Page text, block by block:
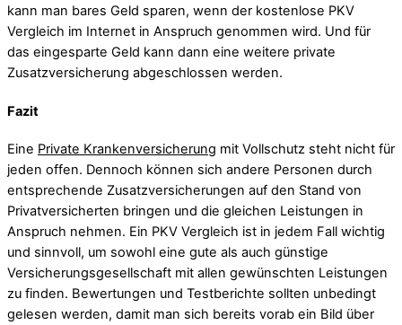
kann man bares Geld sparen, wenn der kostenlose PKV
Vergleich im Internet in Anspruch genommen wird. Und für
das eingesparte Geld kann dann eine weitere private
Zusatzversicherung abgeschlossen werden.
Fazit
Eine Private Krankenversicherung mit Vollschutz steht nicht für
jeden offen. Dennoch können sich andere Personen durch
entsprechende Zusatzversicherungen auf den Stand von
Privatversicherten bringen und die gleichen Leistungen in
Anspruch nehmen. Ein PKV Vergleich ist in jedem Fall wichtig
und sinnvoll, um sowohl eine gute als auch günstige
Versicherungsgesellschaft mit allen gewünschten Leistungen
zu finden. Bewertungen und Testberichte sollten unbedingt
gelesen werden, damit man sich bereits vorab ein Bild über